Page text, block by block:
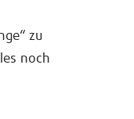
zu
noch